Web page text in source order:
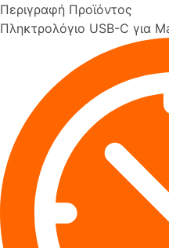
Περιγραφή Προϊόντος
Πληκτρολόγιο USB-C για